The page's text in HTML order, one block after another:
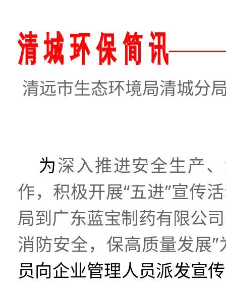
清远市生态环境局清城分
为深入推进安全生产
作，积极开展“五进”宣传
局到广东蓝宝制药有限公
消防安全，保高质量发展
员向企业管理人员派发宣